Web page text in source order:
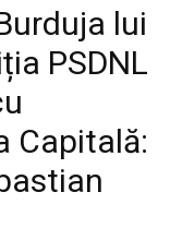
lui
PSDNL
Capitală: